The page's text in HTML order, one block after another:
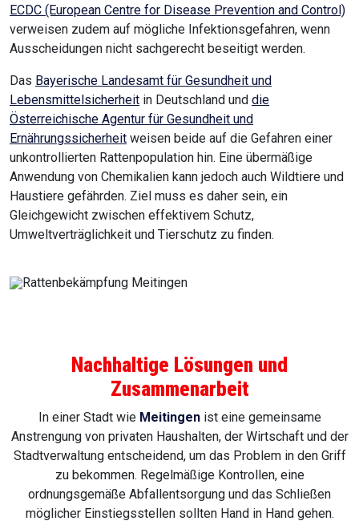
ECDC (European Centre for Disease Prevention and Control)
verweisen zudem auf mögliche Infektionsgefahren, wenn
Ausscheidungen nicht sachgerecht beseitigt werden.
Das Bayerische Landesamt für Gesundheit und
Lebensmittelsicherheit in Deutschland und die
Österreichische Agentur für Gesundheit und
Ernährungssicherheit weisen beide auf die Gefahren einer
unkontrollierten Rattenpopulation hin. Eine übermäßige
Anwendung von Chemikalien kann jedoch auch Wildtiere und
Haustiere gefährden. Ziel muss es daher sein, ein
Gleichgewicht zwischen effektivem Schutz,
Umweltverträglichkeit und Tierschutz zu finden.
Nachhaltige Lösungen und
Zusammenarbeit
In einer Stadt wie Meitingenist eine gemeinsame
Anstrengung von privaten Haushalten, der Wirtschaft und der
Stadtverwaltung entscheidend, um das Problem in den Griff
zu bekommen. Regelmäßige Kontrollen, eine
ordnungsgemäße Abfallentsorgung und das Schließen
möglicher Einstiegsstellen sollten Hand in Hand gehen.